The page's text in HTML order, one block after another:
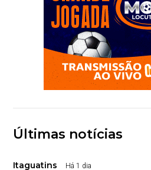
Últimas notícias
Itaguatins Há 1 dia